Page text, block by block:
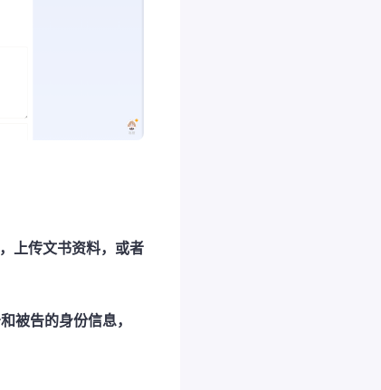
上传文书资料，或者
被告的身份信息，